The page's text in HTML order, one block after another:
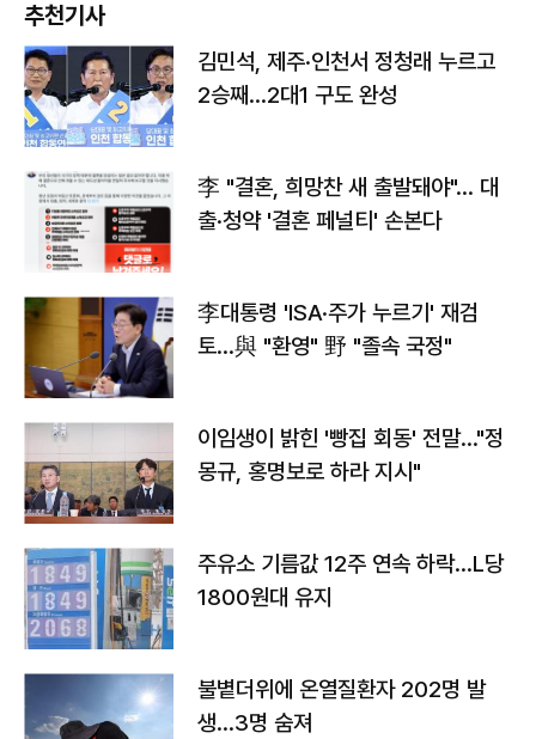
추천기사
김민석, 제주·인천서 정청래 누르고
2승째…2대1 구도 완성
李 "결혼, 희망찬 새 출발돼야"… 대
출·청약 '결혼 페널티' 손본다
李대통령 'ISA·주가 누르기' 재검
토…與 "환영" 野 "졸속 국정"
이임생이 밝힌 '빵집 회동' 전말…"정
몽규, 홍명보로 하라 지시"
주유소 기름값 12주 연속 하락…L당
1800원대 유지
불볕더위에 온열질환자 202명 발
생…3명 숨져